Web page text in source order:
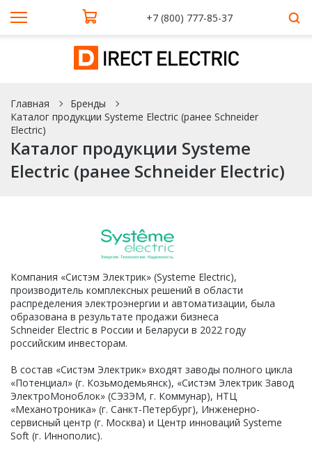
+7 (800) 777-85-37
Главная
Бренды
Каталог продукции Systeme Electric (ранее Schneider
Electric)
Каталог продукции Systeme
Electric (ранее Schneider Electric)
Компания «Систэм Электрик» (Systeme Electric),
производитель комплексных решений в области
распределения электроэнергии и автоматизации, была
образована в результате продажи бизнеса
Schneider Electric в России и Беларуси в 2022 году
российским инвесторам.
В состав «Систэм Электрик» входят заводы полного цикла
«Потенциал» (г. Козьмодемьянск), «Систэм Электрик Завод
ЭлектроМоноблок» (СЭЗЭМ, г. Коммунар), НТЦ
«Механотроника» (г. Санкт-Петербург), Инженерно-
сервисный центр (г. Москва) и Центр инноваций Systeme
Soft (г. Иннополис).